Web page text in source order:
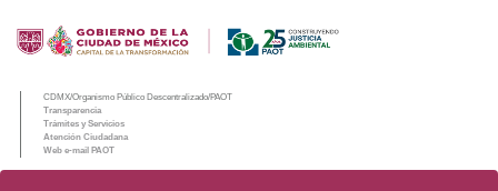
CDMX/Organismo Público Descentralizado/PAOT
Transparencia
Trámites y Servicios
Atención Ciudadana
Web e-mail PAOT